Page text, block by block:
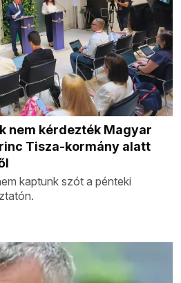
nem kérdezték Magyar
Tisza-kormány alatt
kaptunk szót a pénteki